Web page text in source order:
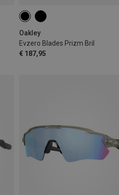
Oakley
Evzero Blades Prizm Bril
€ 187,95